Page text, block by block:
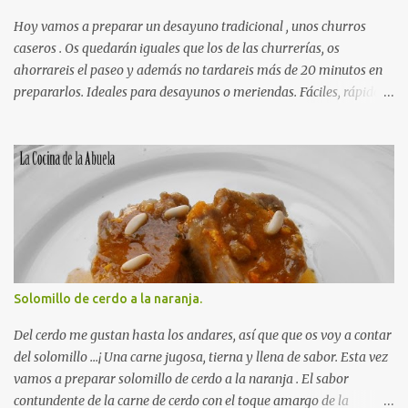
molde, untándolo con una pizca de mantequilla y enharinando un
poco para que no se nos pegue el...
Hoy vamos a preparar un desayuno tradicional , unos churros
caseros . Os quedarán iguales que los de las churrerías, os
ahorrareis el paseo y además no tardareis más de 20 minutos en
prepararlos. Ideales para desayunos o meriendas. Fáciles, rápidos,
harina. 350 ml de agua 1 cucharadita de sal Aceite de oliva para
freír. RECETA para unos Churros Caseros: Ponemos la harina en
un bol hondo. Ponemos el agua en un cazo y el añadimos la sal.
Esperamos a que hierva. Cuando el agua esté hirviendo, la
echamos de golpe sobre la harina y removemos rápidamente,
hasta conseguir que la masa coja cuerpo. Esperamos un par de
minutos y ayudándonos de una cuchara rellenamos nuestra
churrera (si no tenemos nos sirve una manga pastelera que tenga
el accesorio estrellado, para churros) Ponemos a calentar el aceite.
Utilizando una churrera vamos...
Solomillo de cerdo a la naranja.
Del cerdo me gustan hasta los andares, así que que os voy a contar
del solomillo ...¡ Una carne jugosa, tierna y llena de sabor. Esta vez
vamos a preparar solomillo de cerdo a la naranja . El sabor
contundente de la carne de cerdo con el toque amargo de la